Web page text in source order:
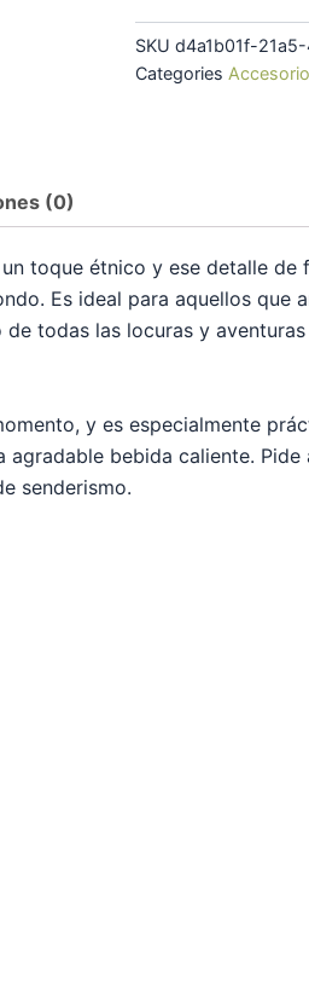
SKU d4a1b01f-
Categories
(0)
toque étnico y ese detalle de
Es ideal para aquellos que
todas las locuras y
y es especialmente
bebida caliente.
senderismo.